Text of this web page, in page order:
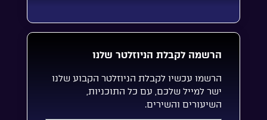
הרשמה לקבלת הניוזלטר שלנו
הרשמו עכשיו לקבלת הניוזלטר הקבוע שלנו
ישר למייל שלכם, עם כל התוכניות,
השיעורים והשירים.